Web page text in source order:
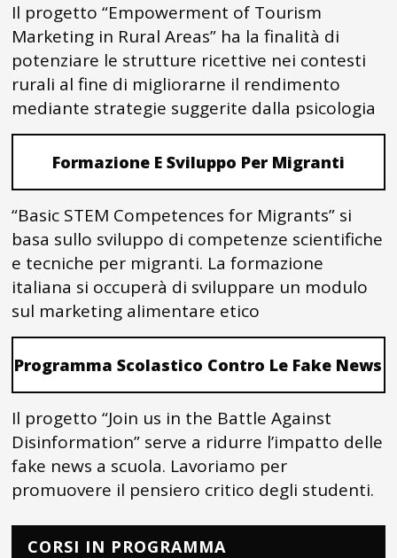
Il progetto “Empowerment of Tourism
Marketing in Rural Areas” ha la finalità di
potenziare le strutture ricettive nei contesti
rurali al fine di migliorarne il rendimento
mediante strategie suggerite dalla psicologia
Formazione E Sviluppo Per Migranti
“Basic STEM Competences for Migrants” si
basa sullo sviluppo di competenze scientifiche
e tecniche per migranti. La formazione
italiana si occuperà di sviluppare un modulo
sul marketing alimentare etico
Programma Scolastico Contro Le Fake News
Il progetto “Join us in the Battle Against
Disinformation” serve a ridurre l’impatto delle
fake news a scuola. Lavoriamo per
promuovere il pensiero critico degli studenti.
CORSI IN PROGRAMMA